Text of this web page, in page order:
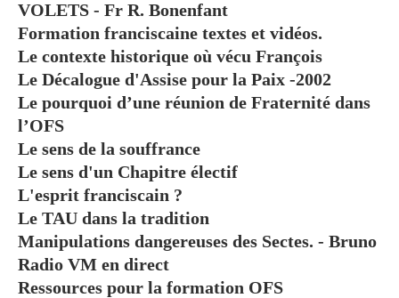
VOLETS - Fr R. Bonenfant
Formation franciscaine textes et vidéos.
Le contexte historique où vécu François
Le Décalogue d'Assise pour la Paix -2002
Le pourquoi d’une réunion de Fraternité dans
l’OFS
Le sens de la souffrance
Le sens d'un Chapitre électif
L'esprit franciscain ?
Le TAU dans la tradition
Manipulations dangereuses des Sectes. - Bruno
Radio VM en direct
Ressources pour la formation OFS